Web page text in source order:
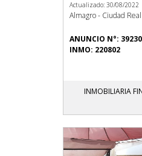
Actualizado: 30/08/2022
Almagro - Ciudad Real
ANUNCIO N°: 39230
INMO: 220802
INMOBILIARIA